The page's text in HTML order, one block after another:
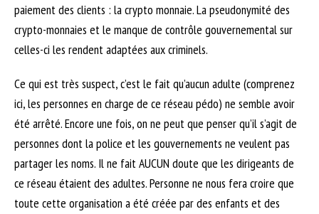
paiement des clients : la crypto monnaie. La pseudonymité des
crypto-monnaies et le manque de contrôle gouvernemental sur
celles-ci les rendent adaptées aux criminels.
Ce qui est très suspect, c’est le fait qu’aucun adulte (comprenez
ici, les personnes en charge de ce réseau pédo) ne semble avoir
été arrêté. Encore une fois, on ne peut que penser qu’il s’agit de
personnes dont la police et les gouvernements ne veulent pas
partager les noms. Il ne fait AUCUN doute que les dirigeants de
ce réseau étaient des adultes. Personne ne nous fera croire que
toute cette organisation a été créée par des enfants et des